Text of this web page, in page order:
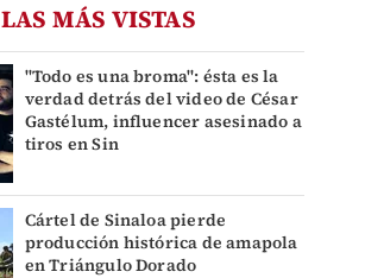
LAS MÁS VISTAS
"Todo es una broma": ésta es la
verdad detrás del video de César
Gastélum, influencer asesinado a
tiros en Sin
Cártel de Sinaloa pierde
producción histórica de amapola
en Triángulo Dorado